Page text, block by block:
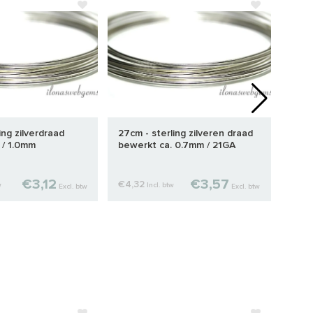
zilverdraad
1.0mm
€3,12 Excl. btw
27cm - sterling zilveren draad
bewerkt ca. 0.7mm / 21GA
€4,32 Incl. btw €3,57 Excl. btw